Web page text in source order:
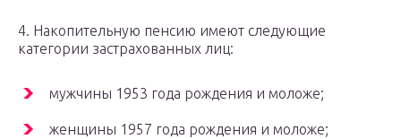
4. Накопительную пенсию имеют следующие
категории застрахованных лиц:
мужчины 1953 года рождения и моложе;
женщины 1957 года рождения и моложе;